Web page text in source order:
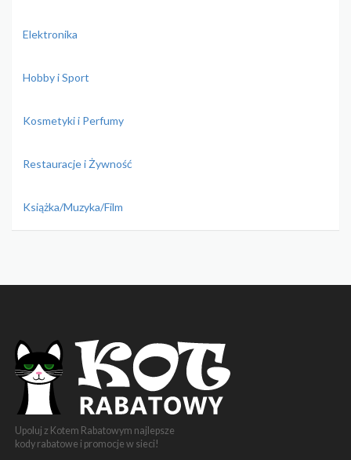
Elektronika
Hobby i Sport
Kosmetyki i Perfumy
Restauracje i Żywność
Książka/Muzyka/Film
Upoluj z Kotem Rabatowym najlepsze
kody rabatowe i promocje w sieci!